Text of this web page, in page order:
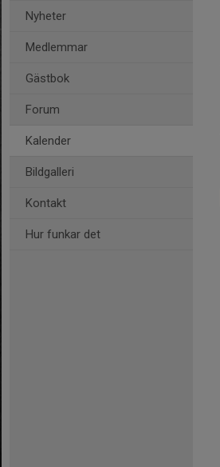
Nyheter
Medlemmar
Gästbok
Forum
Kalender
Bildgalleri
Kontakt
Hur funkar det